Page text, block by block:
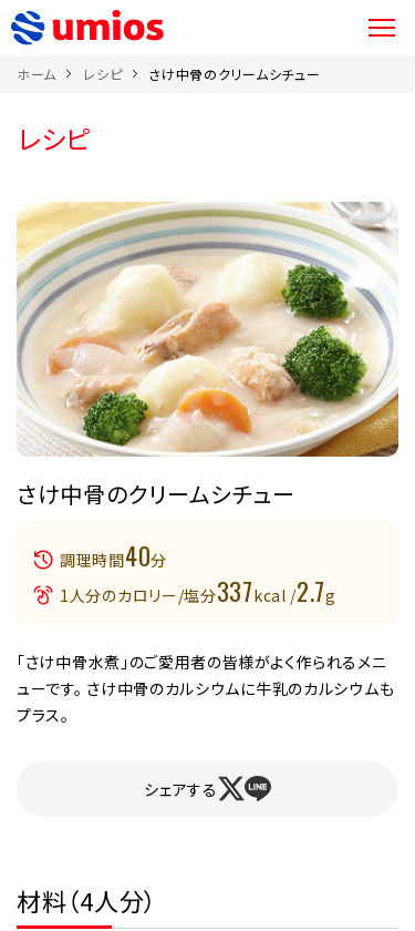
ホーム レシピ さけ中骨のクリームシチュー
レシピ
さけ中骨のクリームシチュー
調理時間40分
1人分のカロリー/塩分337kcal /2.7g
「さけ中骨水煮」のご愛用者の皆様がよく作られるメニ
ューです。 さけ中骨のカルシウムに牛乳のカルシウムも
プラス。
シェアする
材料（4人分）